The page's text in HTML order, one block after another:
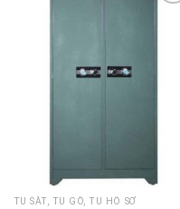
Thêm
TỦ SẮT, TỦ GỖ, TỦ HỒ SƠ